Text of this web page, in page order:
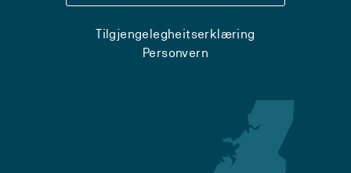
Tilgjengelegheitserklæring
Personvern